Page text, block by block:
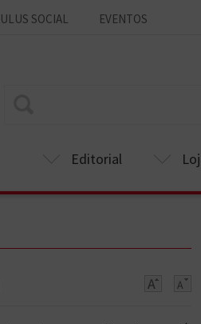
SOCIAL EVENTOS
Editorial